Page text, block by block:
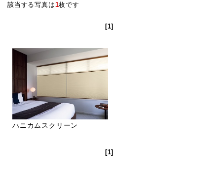
該当する写真は1枚です
[1]
ハニカムスクリーン
[1]